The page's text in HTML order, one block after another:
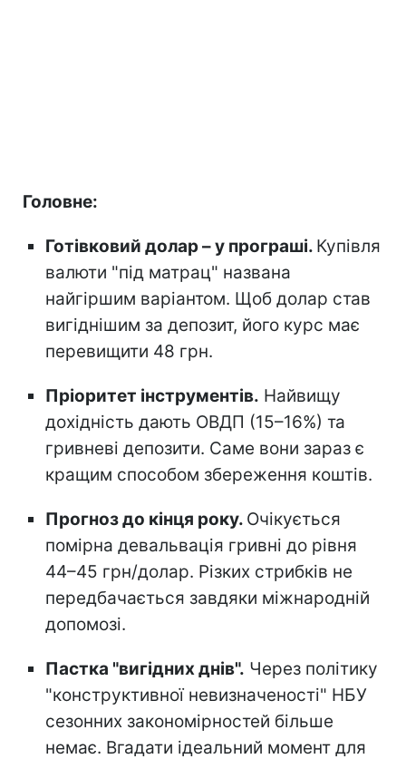
Головне:
Готівковий долар – у програші. Купівля
валюти "під матрац" названа
найгіршим варіантом. Щоб долар став
вигіднішим за депозит, його курс має
перевищити 48 грн.
Пріоритет інструментів. Найвищу
дохідність дають ОВДП (15–16%) та
гривневі депозити. Саме вони зараз є
кращим способом збереження коштів.
Прогноз до кінця року. Очікується
помірна девальвація гривні до рівня
44–45 грн/долар. Різких стрибків не
передбачається завдяки міжнародній
допомозі.
Пастка "вигідних днів". Через політику
"конструктивної невизначеності" НБУ
сезонних закономірностей більше
немає. Вгадати ідеальний момент для